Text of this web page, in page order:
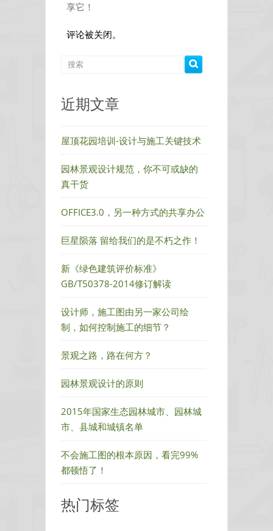
享它！
评论被关闭。
近期文章
屋顶花园培训-设计与施工关键技术
园林景观设计规范，你不可或缺的
真干货
OFFICE3.0，另一种方式的共享办公
巨星陨落 留给我们的是不朽之作！
新《绿色建筑评价标准》
GB/T50378-2014修订解读
设计师，施工图由另一家公司绘
制，如何控制施工的细节？
景观之路，路在何方？
园林景观设计的原则
2015年国家生态园林城市、园林城
市、县城和城镇名单
不会施工图的根本原因，看完99%
都顿悟了！
热门标签